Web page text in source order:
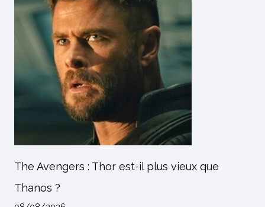
The Avengers : Thor est-il plus vieux que
Thanos ?